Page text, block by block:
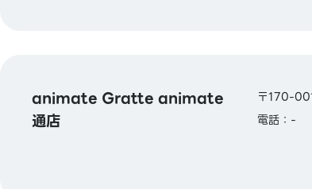
animate Gratte animate
通店
〒170-
電話：-